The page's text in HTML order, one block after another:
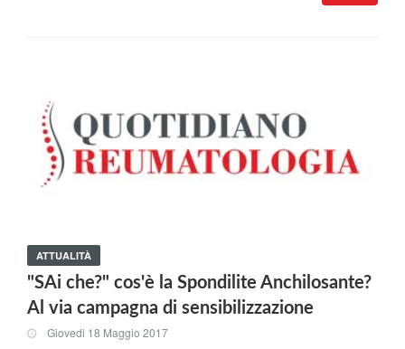
ATTUALITÀ
"SAi che?" cos'è la Spondilite Anchilosante?
Al via campagna di sensibilizzazione
Giovedi 18 Maggio 2017